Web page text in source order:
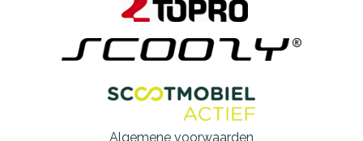
Algemene voorwaarden